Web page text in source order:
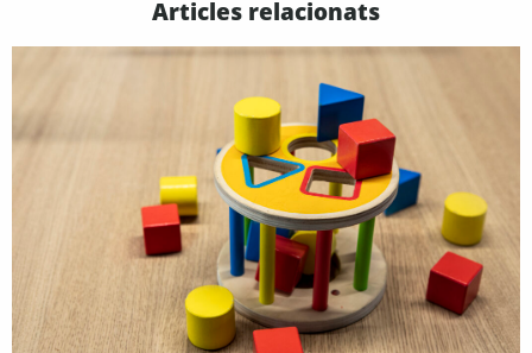
Articles relacionats